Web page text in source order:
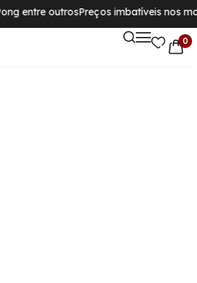
entre outrosPreços imbatíveis nos
0